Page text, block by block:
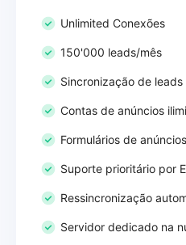
Unlimited Conexões
150'000 leads/mês
Sincronização de
Contas de anúncios
Formulários de
Suporte prioritário por
Ressincronização
Servidor dedicado na